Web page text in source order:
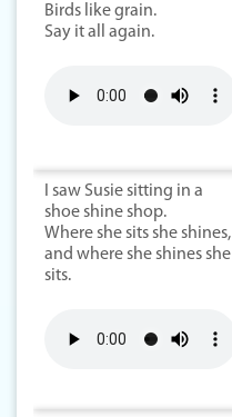
Birds like grain.
Say it all again.
I saw Susie sitting in a
shoe shine shop.
Where she sits she shines,
and where she shines she
sits.